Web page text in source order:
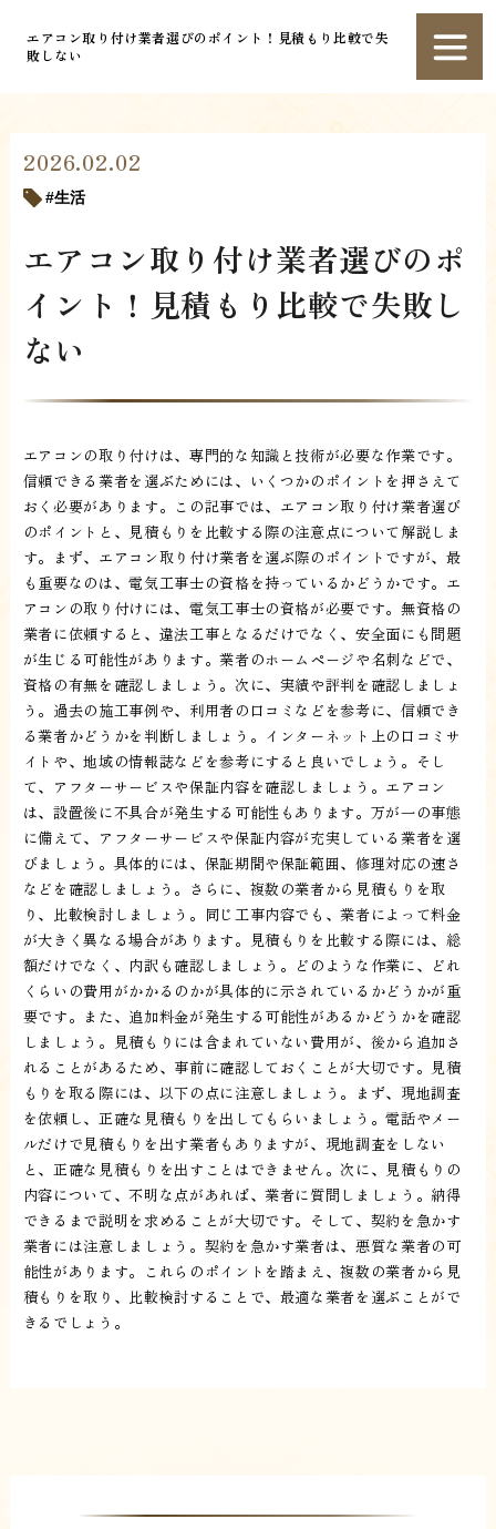
エアコン取り付け業者選びのポイント！見積もり比較で失
敗しない
2026.02.02
生活
エアコン取り付け業者選びのポ
イント！見積もり比較で失敗し
ない
エアコンの取り付けは、専門的な知識と技術が必要な作業です。
信頼できる業者を選ぶためには、いくつかのポイントを押さえて
おく必要があります。この記事では、エアコン取り付け業者選び
のポイントと、見積もりを比較する際の注意点について解説しま
す。まず、エアコン取り付け業者を選ぶ際のポイントですが、最
も重要なのは、電気工事士の資格を持っているかどうかです。エ
アコンの取り付けには、電気工事士の資格が必要です。無資格の
業者に依頼すると、違法工事となるだけでなく、安全面にも問題
が生じる可能性があります。業者のホームページや名刺などで、
資格の有無を確認しましょう。次に、実績や評判を確認しましょ
う。過去の施工事例や、利用者の口コミなどを参考に、信頼でき
る業者かどうかを判断しましょう。インターネット上の口コミサ
イトや、地域の情報誌などを参考にすると良いでしょう。そし
て、アフターサービスや保証内容を確認しましょう。エアコン
は、設置後に不具合が発生する可能性もあります。万が一の事態
に備えて、アフターサービスや保証内容が充実している業者を選
びましょう。具体的には、保証期間や保証範囲、修理対応の速さ
などを確認しましょう。さらに、複数の業者から見積もりを取
り、比較検討しましょう。同じ工事内容でも、業者によって料金
が大きく異なる場合があります。見積もりを比較する際には、総
額だけでなく、内訳も確認しましょう。どのような作業に、どれ
くらいの費用がかかるのかが具体的に示されているかどうかが重
要です。また、追加料金が発生する可能性があるかどうかを確認
しましょう。見積もりには含まれていない費用が、後から追加さ
れることがあるため、事前に確認しておくことが大切です。見積
もりを取る際には、以下の点に注意しましょう。まず、現地調査
を依頼し、正確な見積もりを出してもらいましょう。電話やメー
ルだけで見積もりを出す業者もありますが、現地調査をしない
と、正確な見積もりを出すことはできません。次に、見積もりの
内容について、不明な点があれば、業者に質問しましょう。納得
できるまで説明を求めることが大切です。そして、契約を急かす
業者には注意しましょう。契約を急かす業者は、悪質な業者の可
能性があります。これらのポイントを踏まえ、複数の業者から見
積もりを取り、比較検討することで、最適な業者を選ぶことがで
きるでしょう。